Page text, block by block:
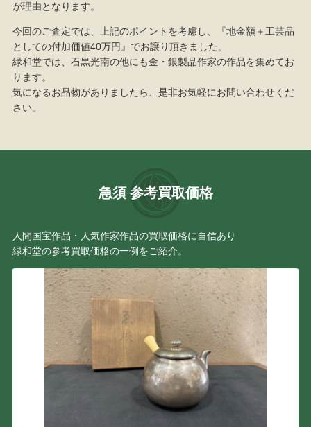
が理由となります。
今回のご査定では、上記のポイントを考慮し、『地金額＋工芸品
としての付加価値40万円』でお譲り頂きました。
緑和堂では、石黒光南の他にも金・銀製品作家の作品を集めてお
ります。
気になるお品物がありましたら、是非お気軽にお問い合わせくだ
さい。
急須 参考買取価格
人間国宝作品・人気作家作品の買取価格に自信あり
緑和堂の参考買取価格の一例をご紹介。